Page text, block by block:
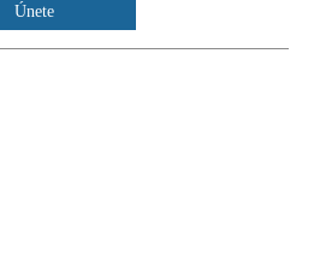
Únete